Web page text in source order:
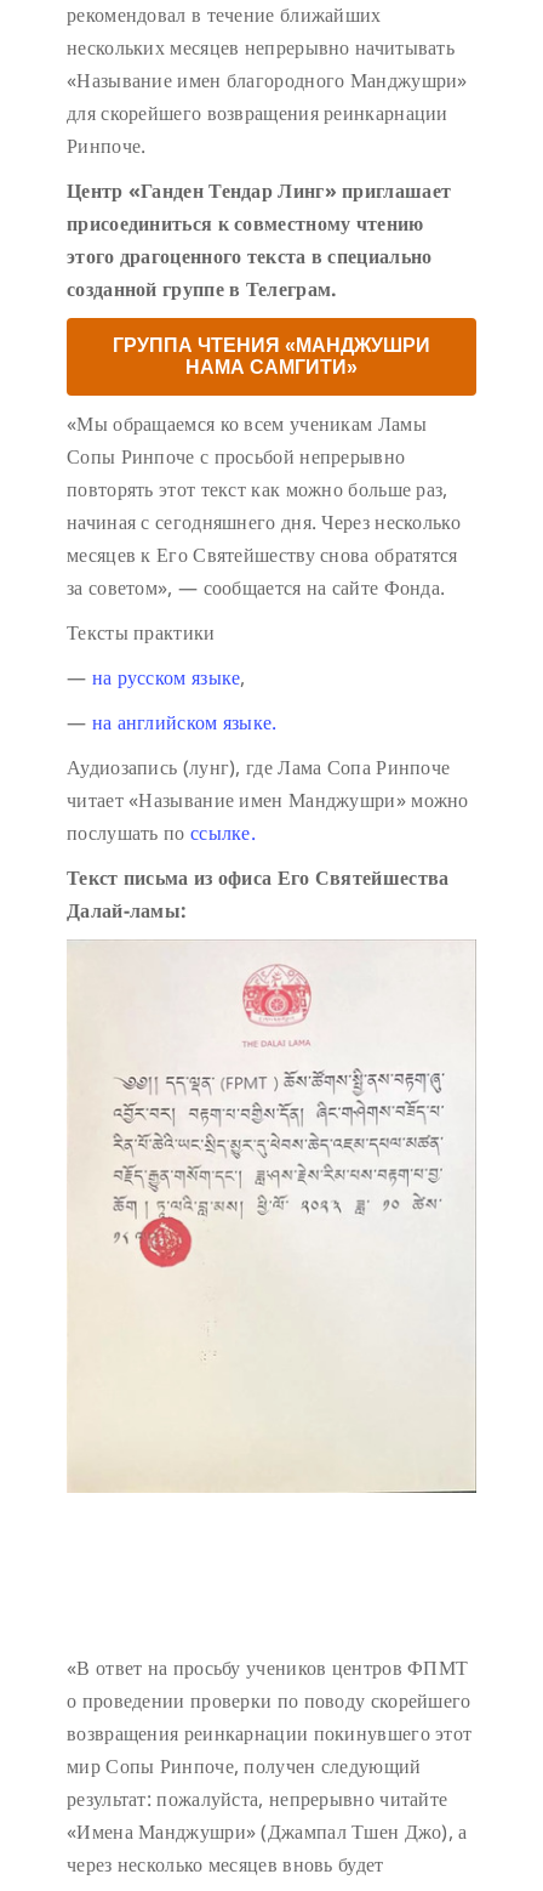
рекомендовал в течение ближайших
нескольких месяцев непрерывно начитывать
«Называние имен благородного Манджушри»
для скорейшего возвращения реинкарнации
Ринпоче.
Центр «Ганден Тендар Линг» приглашает
присоединиться к совместному чтению
этого драгоценного текста в специально
созданной группе в Телеграм.
ГРУППА ЧТЕНИЯ «МАНДЖУШРИ
НАМА САМГИТИ»
«Мы обращаемся ко всем ученикам Ламы
Сопы Ринпоче с просьбой непрерывно
повторять этот текст как можно больше раз,
начиная с сегодняшнего дня. Через несколько
месяцев к Его Святейшеству снова обратятся
за советом», — сообщается на сайте Фонда.
Тексты практики
— на русском языке,
— на английском языке.
Аудиозапись (лунг), где Лама Сопа Ринпоче
читает «Называние имен Манджушри» можно
послушать по ссылке.
Текст письма из офиса Его Святейшества
Далай-ламы:
«В ответ на просьбу учеников центров ФПМТ
о проведении проверки по поводу скорейшего
возвращения реинкарнации покинувшего этот
мир Сопы Ринпоче, получен следующий
результат: пожалуйста, непрерывно читайте
«Имена Манджушри» (Джампал Тшен Джо), а
через несколько месяцев вновь будет